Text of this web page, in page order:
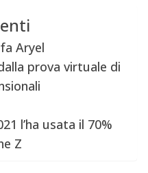
Aryel
prova virtuale di
l’ha usata il 70%
Z